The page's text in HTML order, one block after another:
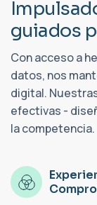
Impulsad
guiados p
Con acceso a
datos, nos
digital.
efectivas -
la competencia.